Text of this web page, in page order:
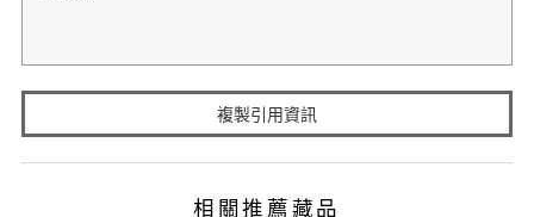
複製引用資訊
相關推薦藏品